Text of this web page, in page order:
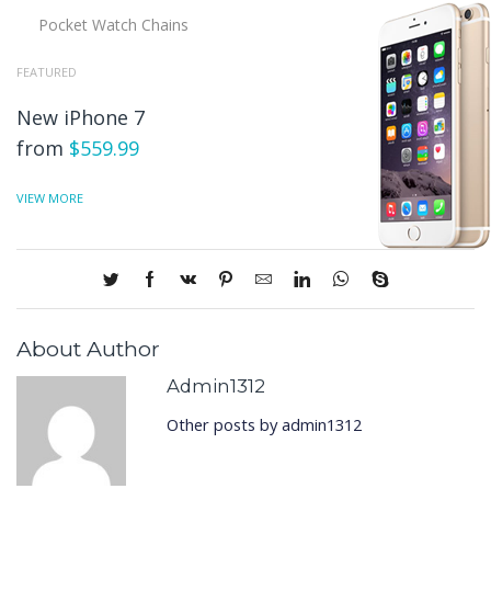
Pocket Watch Chains
FEATURED
New iPhone 7
from $559.99
VIEW MORE
About Author
Admin1312
Other posts by admin1312